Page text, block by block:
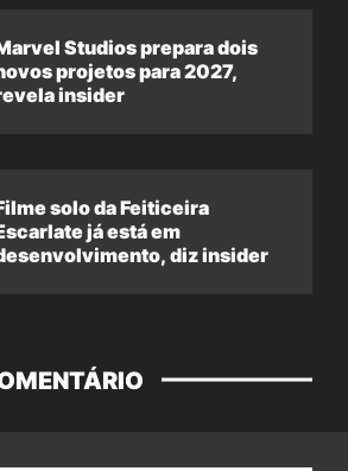
Studios prepara dois
projetos para 2027,
insider
solo da Feiticeira
já está em
diz insider